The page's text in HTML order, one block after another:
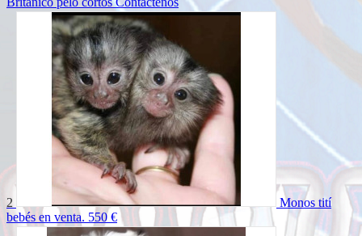
2
Monos tití
bebés en venta. 550 €